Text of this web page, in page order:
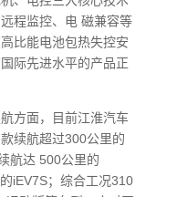
程监控、电 磁兼容等
比能电池包热失控安
际先进水平的产品正
方面，目前江淮汽车
续航超过300公里的
航达 500公里的
iEV7S；综合工况310